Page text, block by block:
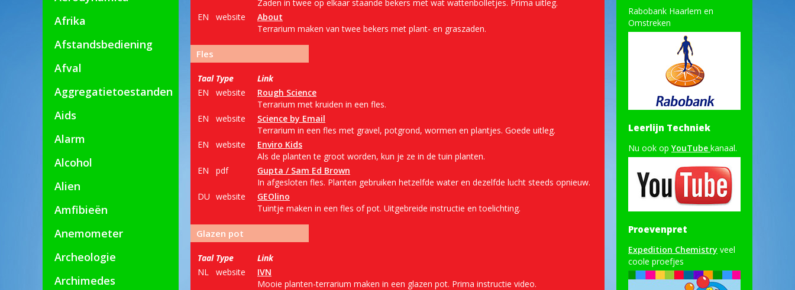
Afrika
Afstandsbediening
Afval
Aggregatietoestanden
Aids
Alarm
Alcohol
Alien
Amfibieën
Anemometer
Archeologie
Archimedes
Zaden in twee op elkaar staande bekers met wat wattenbolletjes. Prima uitleg.
EN
website
About
Terrarium maken van twee bekers met plant- en graszaden.
Fles
Taal Type
Link
EN
website
Rough Science
Terrarium met kruiden in een fles.
EN
website
Science by Email
Terrarium in een fles met gravel, potgrond, wormen en plantjes. Goede uitleg.
EN
website
Enviro Kids
Als de planten te groot worden, kun je ze in de tuin planten.
EN
pdf
Gupta / Sam Ed Brown
In afgesloten fles. Planten gebruiken hetzelfde water en dezelfde lucht steeds opnieuw.
DU website
GEOlino
Tuintje maken in een fles of pot. Uitgebreide instructie en toelichting.
Glazen pot
Taal Type
Link
NL
website
IVN
Mooie planten-terrarium maken in een glazen pot. Prima instructie video.
Rabobank Haarlem en
Omstreken
Leerlijn Techniek
Nu ook opYouTube kanaal.
Proevenpret
Expedition Chemistry veel
coole proefjes